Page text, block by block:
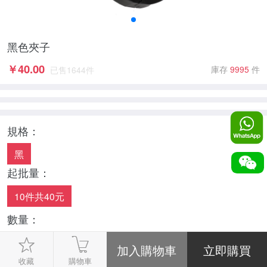
黑色夾子
￥40.00 已售 1644件 庫存 9995 件
規格：
黑
起批量：
10件共40元
數量：
-
+
收藏 購物車